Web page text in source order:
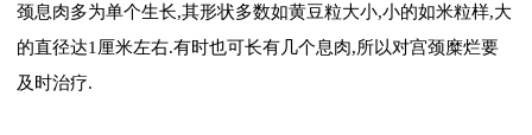
颈息肉多为单个生长,其形状多数如黄豆粒大小,小的如米粒样,大
的直径达1厘米左右.有时也可长有几个息肉,所以对宫颈糜烂要
及时治疗.